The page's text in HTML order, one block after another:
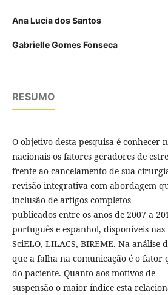
Ana Lucia dos Santos
Gabrielle Gomes Fonseca
RESUMO
O objetivo desta pesquisa é conhecer
nacionais os fatores geradores de
frente ao cancelamento de sua
revisão integrativa com abordagem
inclusão de artigos completos
publicados entre os anos de 2007 a
português e espanhol, disponíveis nas
SciELO, LILACS, BIREME. Na análise
que a falha na comunicação é o fator
do paciente. Quanto aos motivos de
suspensão o maior índice esta